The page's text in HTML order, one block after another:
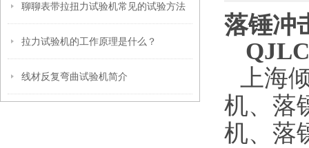
聊聊表带拉扭力试验机常见的试验方法
拉力试验机的工作原理是什么？
线材反复弯曲试验机简介
落锤冲
上海
机、落
机、落